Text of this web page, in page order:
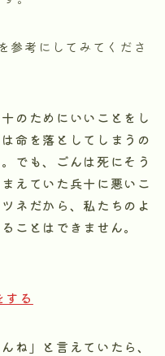
参考にしてみてくださ
のためにいいことをし
命を落としてしまうの
でも、ごんは死にそう
えていた兵十に悪いこ
ネだから、私たちのよ
ことはできません。
る
ね」と言えていたら、